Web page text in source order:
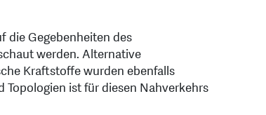
die Gegebenheiten des
werden. Alternative
Kraftstoffe wurden ebenfalls
ist für diesen Nahverkehrs